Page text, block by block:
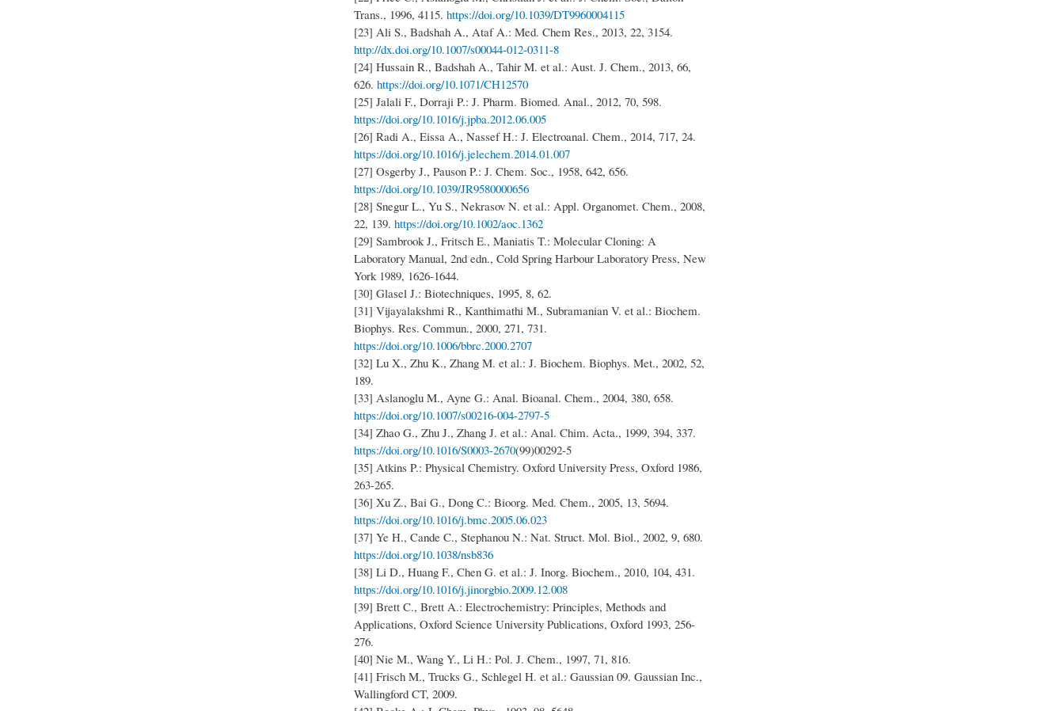
Trans., 1996, 4115. https://doi.org/10.1039/DT9960004115
[23] Ali S., Badshah A., Ataf A.: Med. Chem Res., 2013, 22, 3154.
http://dx.doi.org/10.1007/s00044-012-0311-8
[24] Hussain R., Badshah A., Tahir M. et al.: Aust. J. Chem., 2013, 66,
626. https://doi.org/10.1071/CH12570
[25] Jalali F., Dorraji P.: J. Pharm. Biomed. Anal., 2012, 70, 598.
https://doi.org/10.1016/j.jpba.2012.06.005
[26] Radi A., Eissa A., Nassef H.: J. Electroanal. Chem., 2014, 717, 24.
https://doi.org/10.1016/j.jelechem.2014.01.007
[27] Osgerby J., Pauson P.: J. Chem. Soc., 1958, 642, 656.
https://doi.org/10.1039/JR9580000656
[28] Snegur L., Yu S., Nekrasov N. et al.: Appl. Organomet. Chem., 2008,
22, 139. https://doi.org/10.1002/aoc.1362
[29] Sambrook J., Fritsch E., Maniatis T.: Molecular Cloning: A
Laboratory Manual, 2nd edn., Cold Spring Harbour Laboratory Press, New
York 1989, 1626-1644.
[30] Glasel J.: Biotechniques, 1995, 8, 62.
[31] Vijayalakshmi R., Kanthimathi M., Subramanian V. et al.: Biochem.
Biophys. Res. Commun., 2000, 271, 731.
https://doi.org/10.1006/bbrc.2000.2707
[32] Lu X., Zhu K., Zhang M. et al.: J. Biochem. Biophys. Met., 2002, 52,
189.
[33] Aslanoglu M., Ayne G.: Anal. Bioanal. Chem., 2004, 380, 658.
https://doi.org/10.1007/s00216-004-2797-5
[34] Zhao G., Zhu J., Zhang J. et al.: Anal. Chim. Acta., 1999, 394, 337.
https://doi.org/10.1016/S0003-2670(99)00292-5
[35] Atkins P.: Physical Chemistry. Oxford University Press, Oxford 1986,
263-265.
[36] Xu Z., Bai G., Dong C.: Bioorg. Med. Chem., 2005, 13, 5694.
https://doi.org/10.1016/j.bmc.2005.06.023
[37] Ye H., Cande C., Stephanou N.: Nat. Struct. Mol. Biol., 2002, 9, 680.
https://doi.org/10.1038/nsb836
[38] Li D., Huang F., Chen G. et al.: J. Inorg. Biochem., 2010, 104, 431.
https://doi.org/10.1016/j.jinorgbio.2009.12.008
[39] Brett C., Brett A.: Electrochemistry: Principles, Methods and
Applications, Oxford Science University Publications, Oxford 1993, 256-
276.
[40] Nie M., Wang Y., Li H.: Pol. J. Chem., 1997, 71, 816.
[41] Frisch M., Trucks G., Schlegel H. et al.: Gaussian 09. Gaussian Inc.,
Wallingford CT, 2009.